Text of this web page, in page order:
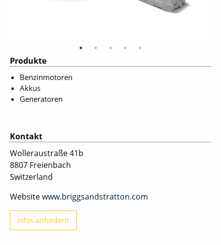
Produkte
Benzinmotoren
Akkus
Generatoren
Kontakt
Wolleraustraße 41b
8807 Freienbach
Switzerland
Websitewww.briggsandstratton.com
Infos anfordern